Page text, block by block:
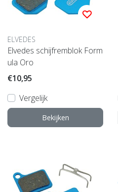
ELVEDES
Elvedes schijfremblok Form
ula Oro
€10,95
Vergelijk
Bekijken